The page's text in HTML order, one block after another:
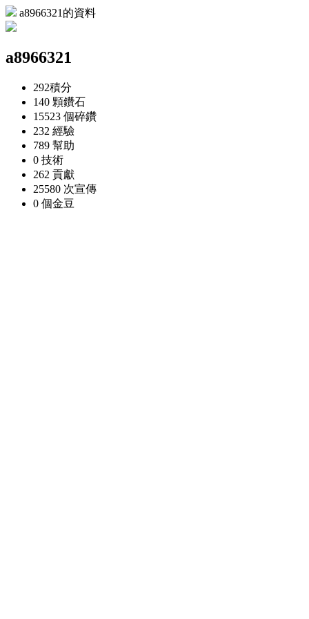
a8966321的資料
a8966321
292積分
140 顆鑽石
15523 個碎鑽
232 經驗
789 幫助
0 技術
262 貢獻
25580 次宣傳
0 個金豆